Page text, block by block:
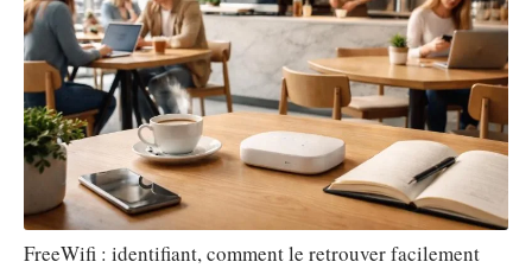
FreeWifi : identifiant, comment le retrouver facilement